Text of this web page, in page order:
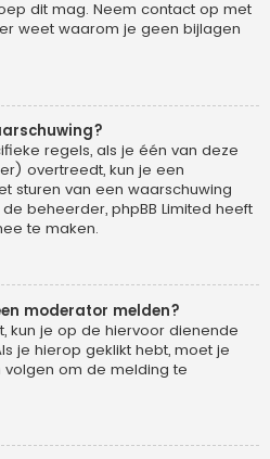
dit mag. Neem contact op met
weet waarom je geen bijlagen
regels, als je één van deze
overtreedt, kun je een
sturen van een waarschuwing
beheerder, phpBB Limited heeft
te maken.
moderator melden?
kun je op de hiervoor dienende
je hierop geklikt hebt, moet je
om de melding te